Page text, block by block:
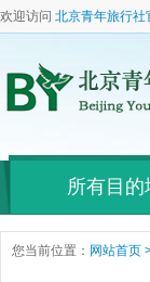
欢迎访问 北京青年旅行社
所有目的
您当前位置： 网站首页